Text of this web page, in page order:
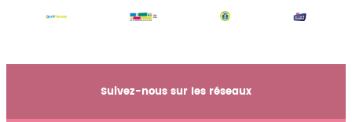
Suivez-nous sur les réseaux